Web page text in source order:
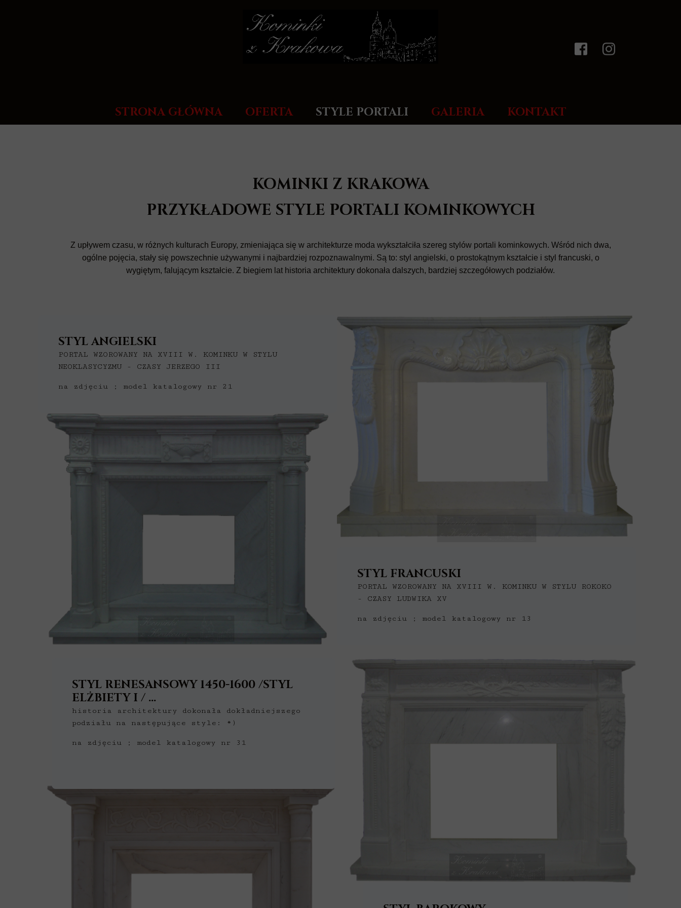
STRONA GŁÓWNA OFERTA STYLE PORTALI GALERIA KONTAKT
KOMINKI Z KRAKOWA
PRZYKŁADOWE STYLE PORTALI KOMINKOWYCH
Z upływem czasu, w różnych kulturach Europy, zmieniająca się w architekturze moda wykształciła szereg stylów portali kominkowych. Wśród nich dwa,
ogólne pojęcia, stały się powszechnie używanymi i najbardziej rozpoznawalnymi. Są to: styl angielski, o prostokątnym kształcie i styl francuski, o
wygiętym, falującym kształcie. Z biegiem lat historia architektury dokonała dalszych, bardziej szczegółowych podziałów.
STYL ANGIELSKI
PORTAL WZOROWANY NA XVIII W. KOMINKU W STYLU
NEOKLASYCYZMU - CZASY JERZEGO III
na zdjęciu ; model katalogowy nr 21
STYL FRANCUSKI
PORTAL WZOROWANY NA XVIII W. KOMINKU W STYLU ROKOKO
- CZASY LUDWIKA XV
na zdjęciu ; model katalogowy nr 13
STYL RENESANSOWY1450-1600 /STYL
ELŻBIETY I / …
historia architektury dokonała dokładniejszego
podziału na następujące style: *)
na zdjęciu ; model katalogowy nr 31